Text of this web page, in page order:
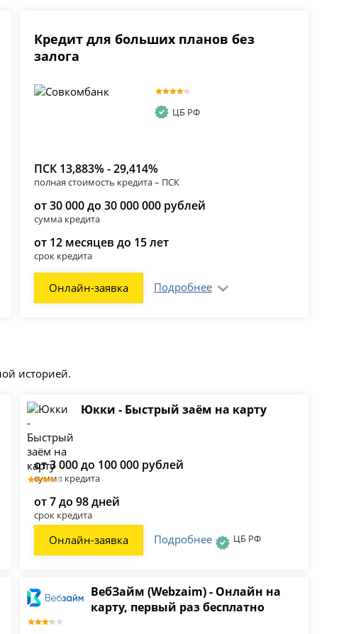
Кредит для больших планов без
залога
ЦБ РФ
ПСК 13,883% - 29,414%
полная стоимость кредита – ПСК
от 30 000 до 30 000 000 рублей
сумма кредита
от 12 месяцев до 15 лет
срок кредита
Онлайн-заявка Подробнее
историей.
Юкки - Быстрый заём на карту
от 3 000 до 100 000 рублей
сумма кредита
от 7 до 98 дней
срок кредита
Онлайн-заявка Подробнее ЦБ РФ
ВебЗайм (Webzaim) - Онлайн на
карту, первый раз бесплатно